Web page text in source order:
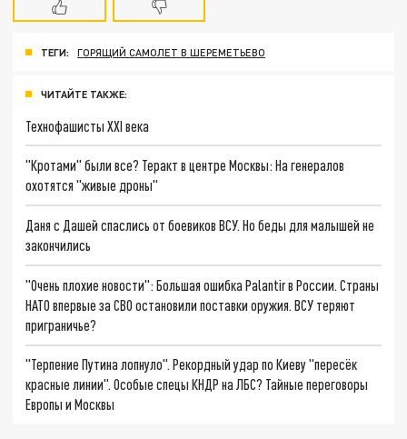
ТЕГИ: ГОРЯЩИЙ САМОЛЕТ В ШЕРЕМЕТЬЕВО
ЧИТАЙТЕ ТАКЖЕ:
Технофашисты XXI века
"Кротами" были все? Теракт в центре Москвы: На генералов
охотятся "живые дроны"
Даня с Дашей спаслись от боевиков ВСУ. Но беды для малышей не
закончились
"Очень плохие новости": Большая ошибка Palantir в России. Страны
НАТО впервые за СВО остановили поставки оружия. ВСУ теряют
приграничье?
"Терпение Путина лопнуло". Рекордный удар по Киеву "пересёк
красные линии". Особые спецы КНДР на ЛБС? Тайные переговоры
Европы и Москвы